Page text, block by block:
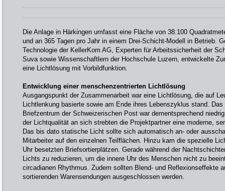
Die Anlage in Härkingen umfasst eine Fläche von 38.100
und an 365 Tagen pro Jahr in einem Drei-Schicht-Modell in Betrieb.
Technologie der KellerKom AG, Experten für Arbeitssicherheit der
Suva sowie Wissenschaftlern der Hochschule Luzern, entwickelte
eine Lichtlösung mit Vorbildfunktion.
Entwicklung einer menschenzentrierten Lichtlösung
Ausgangspunkt der Zusammenarbeit war eine Lichtlösung, die auf
Lichtlenkung basierte sowie am Ende ihres Lebenszyklus stand.
Briefzentrum der Schweizerischen Post war dementsprechend
der Lichtqualität an sich strebten die Projektpartner eine moderne,
Das bis dato statische Licht sollte sich automatisch an- oder
Mitarbeiter auf den einzelnen Teilflächen. Hinzu kam die spezielle
Uhr besetzten Briefsortierplätzen. Gerade während der
Lichts zu reduzieren, um die innere Uhr des Menschen nicht zu
circadianen Rhythmus. Zudem sollten Blend- und Reflexionseffekte
sortierenden Warensendungen ausgeschlossen werden.